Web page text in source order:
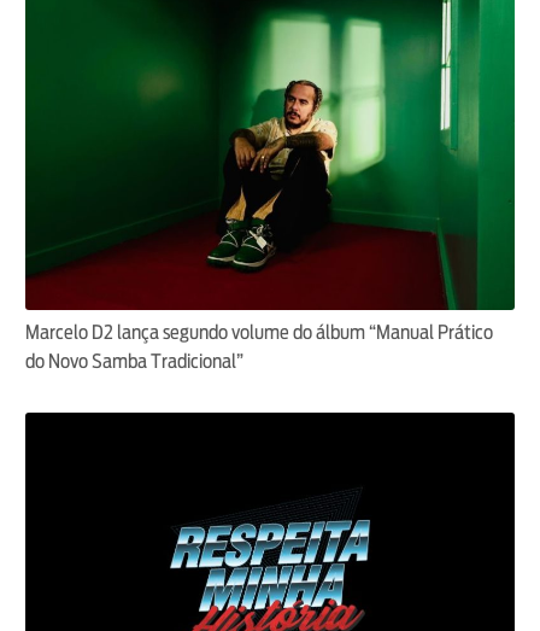
Marcelo D2 lança segundo volume do álbum “Manual Prático
do Novo Samba Tradicional”